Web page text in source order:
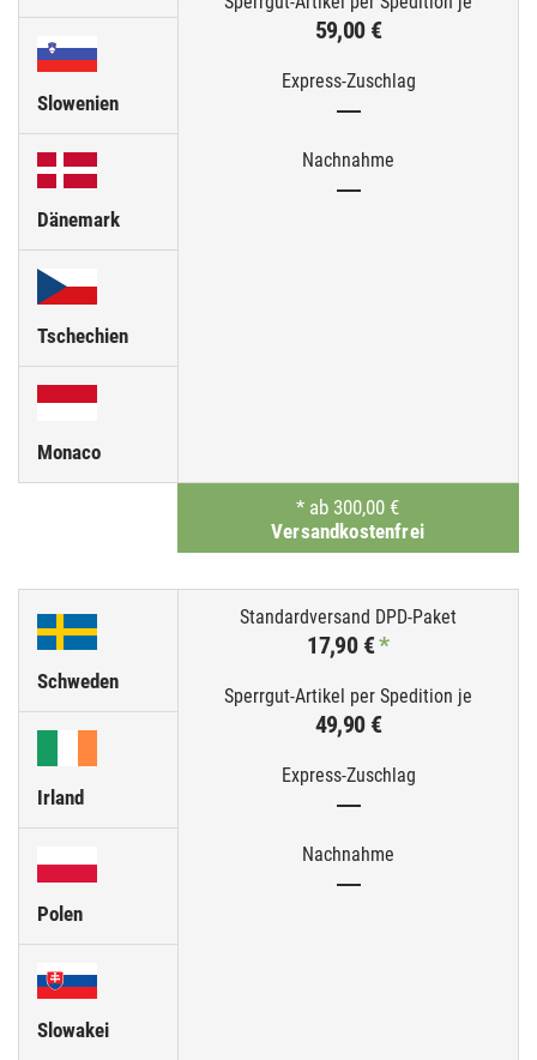
59,00 €
—
—
Slowenien
Dänemark
Tschechien
Monaco
* ab 300,00 €
Versandkostenfrei
Schweden
17,90 €*
49,90 €
—
—
Irland
Polen
Slowakei